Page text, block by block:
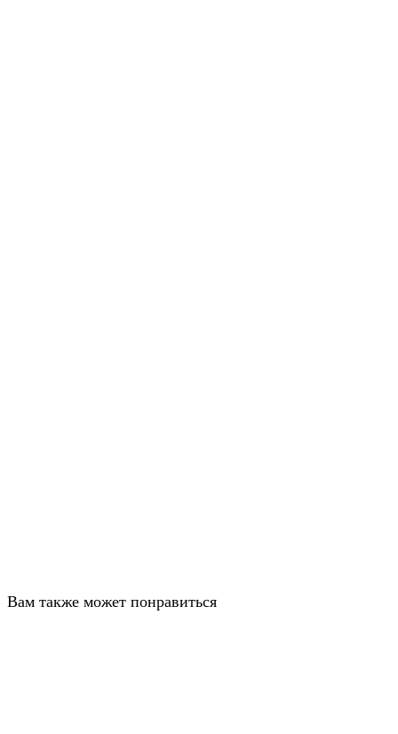
Вам также может понравиться